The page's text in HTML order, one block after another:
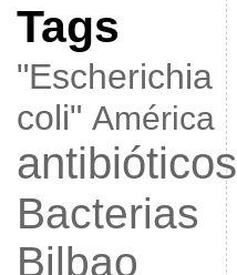
Tags
"Escherichia
coli" América
antibióticos
Bacterias
Bilbao